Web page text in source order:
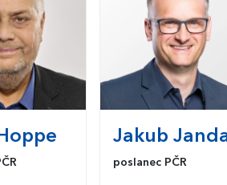
Hoppe Jakub
poslanec PČR